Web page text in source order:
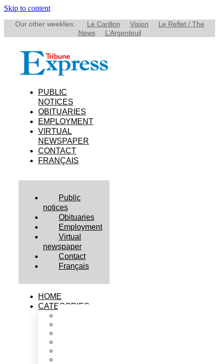
Skip to content
Our other weeklies: Le Carillon Vision
Le Reflet / The
News
L’Argenteuil
PUBLIC
NOTICES
OBITUARIES
EMPLOYMENT
VIRTUAL
NEWSPAPER
CONTACT
FRANÇAIS
Public
notices
Obituaries
Employment
Virtual
newspaper
Contact
Français
HOME
CATEGORIES